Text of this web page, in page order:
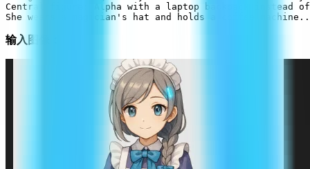
Central figure: Alpha with a laptop backpack instead
输入图像：